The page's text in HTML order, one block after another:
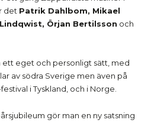
det Patrik Dahlbom, Mikael
Örjan Bertilsson och
ett eget och personligt sätt, med
av södra Sverige men även på
i Tyskland, och i Norge.
gör man en ny satsning